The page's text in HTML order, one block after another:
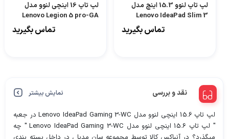
لپ تاپ لنوو 15.3 اینچ مدل
Lenovo IdeaPad Slim 3
15IRH10 IP3 i5 13420H
تماس بگیرید
لپ تاپ 16 اینچی لنوو مدل
Lenovo Legion 5 pro-GA
تماس بگیرید
نقد و بررسی نمایش بیشتر
لپ تاپ 15.6 اینچی لنوو مدل Lenovo IdeaPad Gaming 3-WC در جعبه
" لپ تاپ 15.6 اینچی لنوو مدل Lenovo IdeaPad Gaming 3-WC " چه